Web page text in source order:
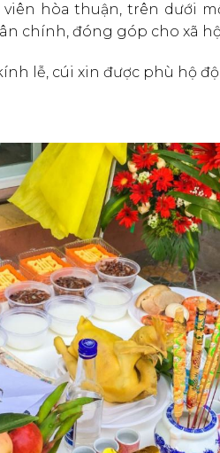
hòa thuận, trên dưới
chính, đóng góp cho xã
lễ, cúi xin được phù hộ